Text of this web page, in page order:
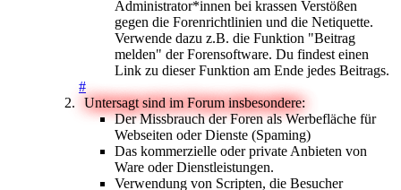
Administrator*innen bei krassen Verstößen
gegen die Forenrichtlinien und die Netiquette.
Verwende dazu z.B. die Funktion "Beitrag
melden" der Forensoftware. Du findest einen
Link zu dieser Funktion am Ende jedes Beitrags.
#
Untersagt sind im Forum insbesondere:
Der Missbrauch der Foren als Werbefläche für
Webseiten oder Dienste (Spaming)
Das kommerzielle oder private Anbieten von
Ware oder Dienstleistungen.
Verwendung von Scripten, die Besucher